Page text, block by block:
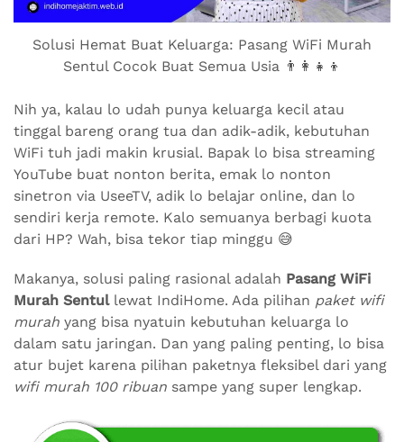
Solusi Hemat Buat Keluarga: Pasang WiFi Murah
Sentul Cocok Buat Semua Usia 👨‍👩‍👧‍👦
Nih ya, kalau lo udah punya keluarga kecil atau
tinggal bareng orang tua dan adik-adik, kebutuhan
WiFi tuh jadi makin krusial. Bapak lo bisa streaming
YouTube buat nonton berita, emak lo nonton
sinetron via UseeTV, adik lo belajar online, dan lo
sendiri kerja remote. Kalo semuanya berbagi kuota
dari HP? Wah, bisa tekor tiap minggu 😅
Makanya, solusi paling rasional adalah Pasang WiFi
Murah Sentullewat IndiHome. Ada pilihan paket wifi
murah yang bisa nyatuin kebutuhan keluarga lo
dalam satu jaringan. Dan yang paling penting, lo bisa
atur bujet karena pilihan paketnya fleksibel dari yang
wifi murah 100 ribuan sampe yang super lengkap.